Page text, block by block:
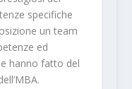
specifiche
un team
ed
hanno fatto del